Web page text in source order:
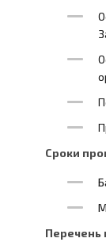
Сроки
Перечень